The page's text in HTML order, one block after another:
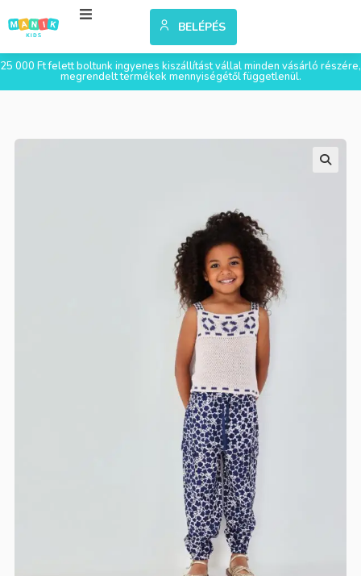
BELÉPÉS
25 000 Ft felett boltunk ingyenes kiszállítást vállal minden vásárló részére,
megrendelt termékek mennyiségétől függetlenül.